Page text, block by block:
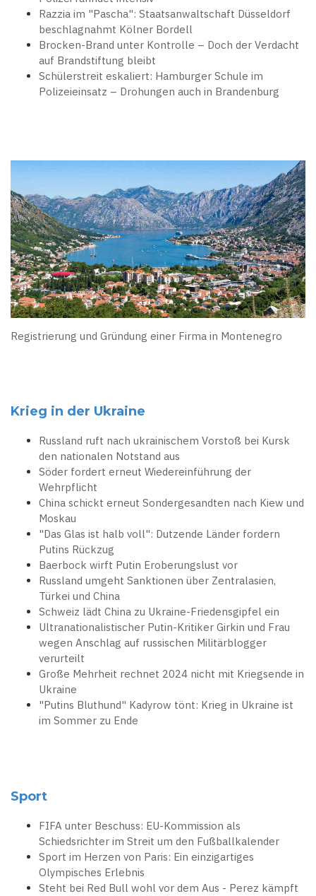
Razzia im "Pascha": Staatsanwaltschaft Düsseldorf
beschlagnahmt Kölner Bordell
Brocken-Brand unter Kontrolle – Doch der Verdacht
auf Brandstiftung bleibt
Schülerstreit eskaliert: Hamburger Schule im
Polizeieinsatz – Drohungen auch in Brandenburg
Registrierung und Gründung einer Firma in Montenegro
Krieg in der Ukraine
Russland ruft nach ukrainischem Vorstoß bei Kursk
den nationalen Notstand aus
Söder fordert erneut Wiedereinführung der
Wehrpflicht
China schickt erneut Sondergesandten nach Kiew und
Moskau
"Das Glas ist halb voll": Dutzende Länder fordern
Putins Rückzug
Baerbock wirft Putin Eroberungslust vor
Russland umgeht Sanktionen über Zentralasien,
Türkei und China
Schweiz lädt China zu Ukraine-Friedensgipfel ein
Ultranationalistischer Putin-Kritiker Girkin und Frau
wegen Anschlag auf russischen Militärblogger
verurteilt
Große Mehrheit rechnet 2024 nicht mit Kriegsende in
Ukraine
"Putins Bluthund" Kadyrow tönt: Krieg in Ukraine ist
im Sommer zu Ende
Sport
FIFA unter Beschuss: EU-Kommission als
Schiedsrichter im Streit um den Fußballkalender
Sport im Herzen von Paris: Ein einzigartiges
Olympisches Erlebnis
Steht bei Red Bull wohl vor dem Aus - Perez kämpft